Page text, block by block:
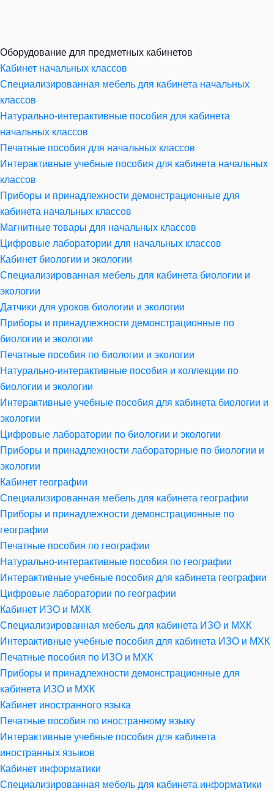
Оборудование для предметных кабинетов
Кабинет начальных классов
Специализированная мебель для кабинета начальных
классов
Натурально-интерактивные пособия для кабинета
начальных классов
Печатные пособия для начальных классов
Интерактивные учебные пособия для кабинета начальных
классов
Приборы и принадлежности демонстрационные для
кабинета начальных классов
Магнитные товары для начальных классов
Цифровые лаборатории для начальных классов
Кабинет биологии и экологии
Специализированная мебель для кабинета биологии и
экологии
Датчики для уроков биологии и экологии
Приборы и принадлежности демонстрационные по
биологии и экологии
Печатные пособия по биологии и экологии
Натурально-интерактивные пособия и коллекции по
биологии и экологии
Интерактивные учебные пособия для кабинета биологии и
экологии
Цифровые лаборатории по биологии и экологии
Приборы и принадлежности лабораторные по биологии и
экологии
Кабинет географии
Специализированная мебель для кабинета географии
Приборы и принадлежности демонстрационные по
географии
Печатные пособия по географии
Натурально-интерактивные пособия по географии
Интерактивные учебные пособия для кабинета географии
Цифровые лаборатории по географии
Кабинет ИЗО и МХК
Специализированная мебель для кабинета ИЗО и МХК
Интерактивные учебные пособия для кабинета ИЗО и МХК
Печатные пособия по ИЗО и МХК
Приборы и принадлежности демонстрационные для
кабинета ИЗО и МХК
Кабинет иностранного языка
Печатные пособия по иностранному языку
Интерактивные учебные пособия для кабинета
иностранных языков
Кабинет информатики
Специализированная мебель для кабинета информатики